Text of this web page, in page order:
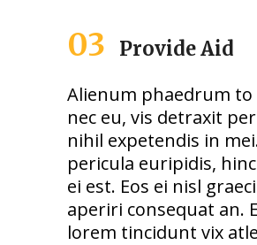
03 Provide Aid
Alienum phaedrum
nec eu, vis detraxit
nihil expetendis in
pericula euripidis,
ei est. Eos ei nisl
aperiri consequat an.
lorem tincidunt vix